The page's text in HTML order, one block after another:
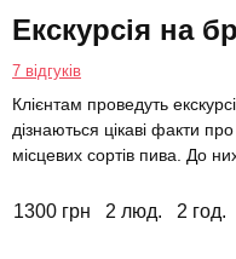
Екскурсія на
7 відгуків
Клієнтам проведуть
дізнаються цікаві факти
місцевих сортів пива. До
1300 грн 2 люд. 2 год.